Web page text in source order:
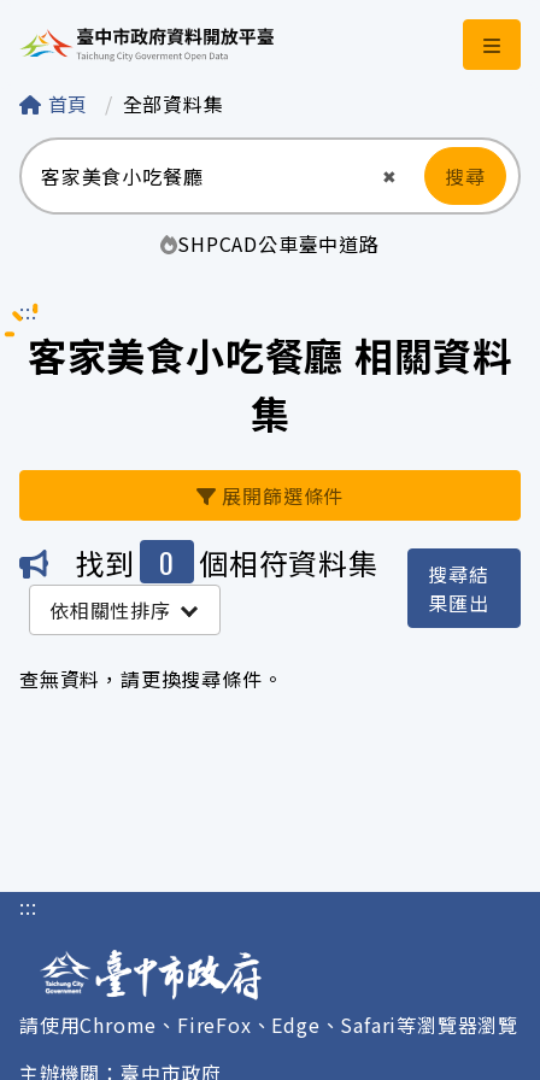
臺中市政府資料開
首頁 全部資料集
✖ 清空輸入
搜尋
SHPCAD公車臺中道路
:::
客家美食小吃餐廳 相關資料
集
展開篩選條件
機關找到 0 個相符資料集
依相關性排序
搜尋結
果匯出
查無資料，請更換搜尋條件。
:::
請使用Chrome、FireFox、Edge、Safari等瀏覽器瀏覽
主辦機關：臺中市政府